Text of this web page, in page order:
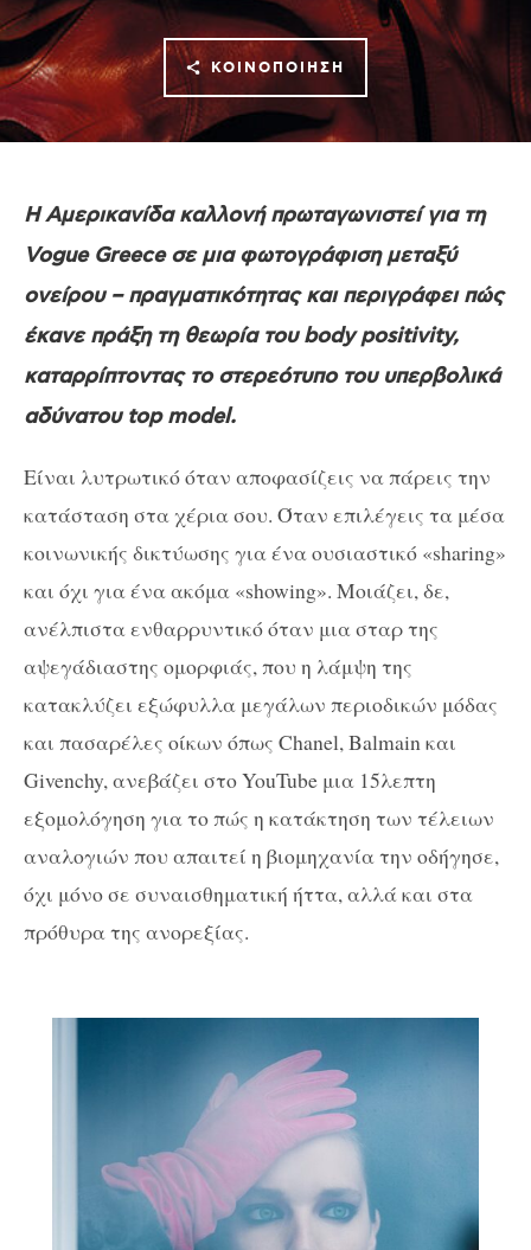
ΚΟΙΝΟΠΟΊΗΣΗ
Η Αμερικανίδα καλλονή πρωταγωνιστεί για τη
Vogue Greece σε μια φωτογράφιση μεταξύ
ονείρου – πραγματικότητας και περιγράφει πώς
έκανε πράξη τη θεωρία του body positivity,
καταρρίπτοντας το στερεότυπο του υπερβολικά
αδύνατου top model.
Είναι λυτρωτικό όταν αποφασίζεις να πάρεις την
κατάσταση στα χέρια σου. Όταν επιλέγεις τα μέσα
κοινωνικής δικτύωσης για ένα ουσιαστικό «sharing»
και όχι για ένα ακόμα «showing». Μοιάζει, δε,
ανέλπιστα ενθαρρυντικό όταν μια σταρ της
αψεγάδιαστης ομορφιάς, που η λάμψη της
κατακλύζει εξώφυλλα μεγάλων περιοδικών μόδας
και πασαρέλες οίκων όπως Chanel, Balmain και
Givenchy, ανεβάζει στο YouTube μια 15λεπτη
εξομολόγηση για το πώς η κατάκτηση των τέλειων
αναλογιών που απαιτεί η βιομηχανία την οδήγησε,
όχι μόνο σε συναισθηματική ήττα, αλλά και στα
πρόθυρα της ανορεξίας.